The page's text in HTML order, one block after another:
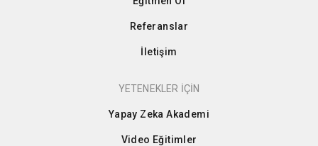
Referanslar
İletişim
YETENEKLER İÇİN
Yapay Zeka Akademi
Video Eğitimler